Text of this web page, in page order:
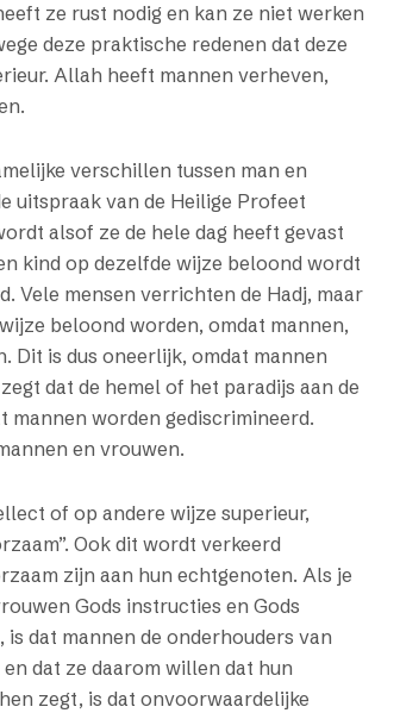
ze rust nodig en kan ze niet werken
deze praktische redenen dat deze
Allah heeft mannen verheven,
verschillen tussen man en
uitspraak van de Heilige Profeet
alsof ze de hele dag heeft gevast
kind op dezelfde wijze beloond wordt
Vele mensen verrichten de Hadj, maar
beloond worden, omdat mannen,
Dit is dus oneerlijk, omdat mannen
dat de hemel of het paradijs aan de
mannen worden gediscrimineerd.
en vrouwen.
of op andere wijze superieur,
Ook dit wordt verkeerd
zijn aan hun echtgenoten. Als je
Gods instructies en Gods
dat mannen de onderhouders van
dat ze daarom willen dat hun
zegt, is dat onvoorwaardelijke